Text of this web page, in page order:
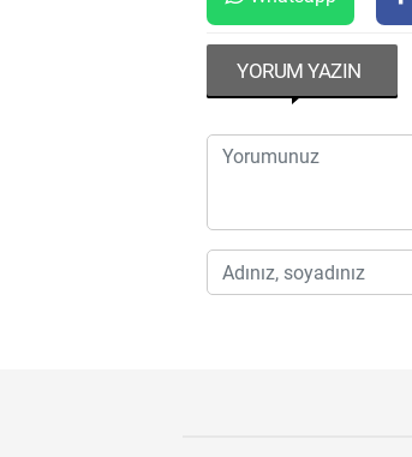
YORUM YAZIN